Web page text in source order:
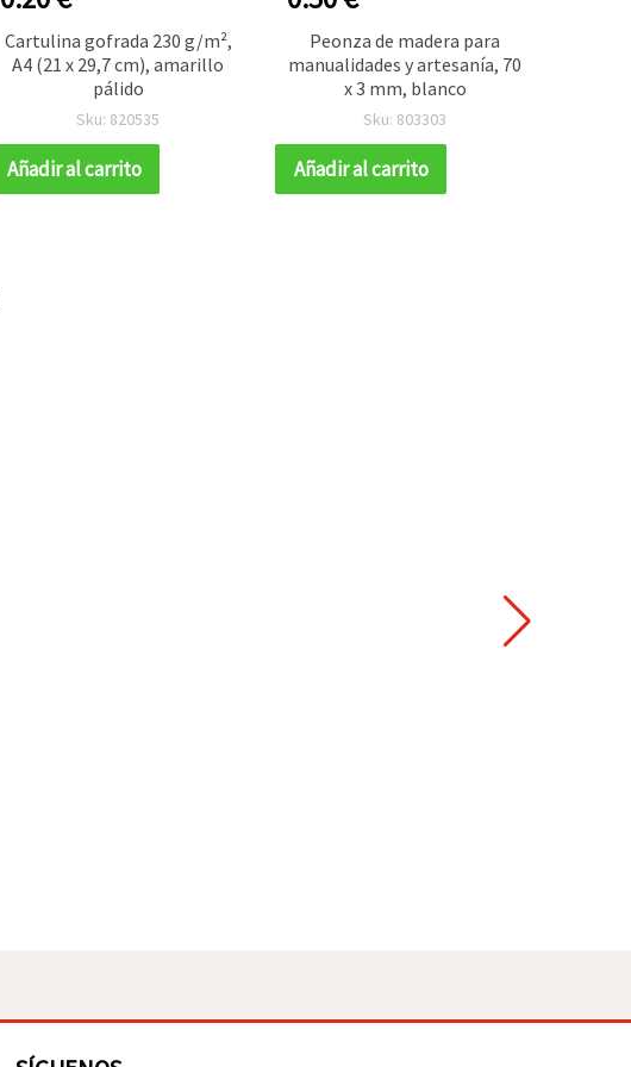
Cartulina gofrada 230 g/m²,
A4 (21 x 29,7 cm), amarillo
pálido
Sku: 820535
Añadir al carrito
Peonza de madera para
manualidades y artesanía, 70
x 3 mm, blanco
Sku: 803303
Añadir al carrito